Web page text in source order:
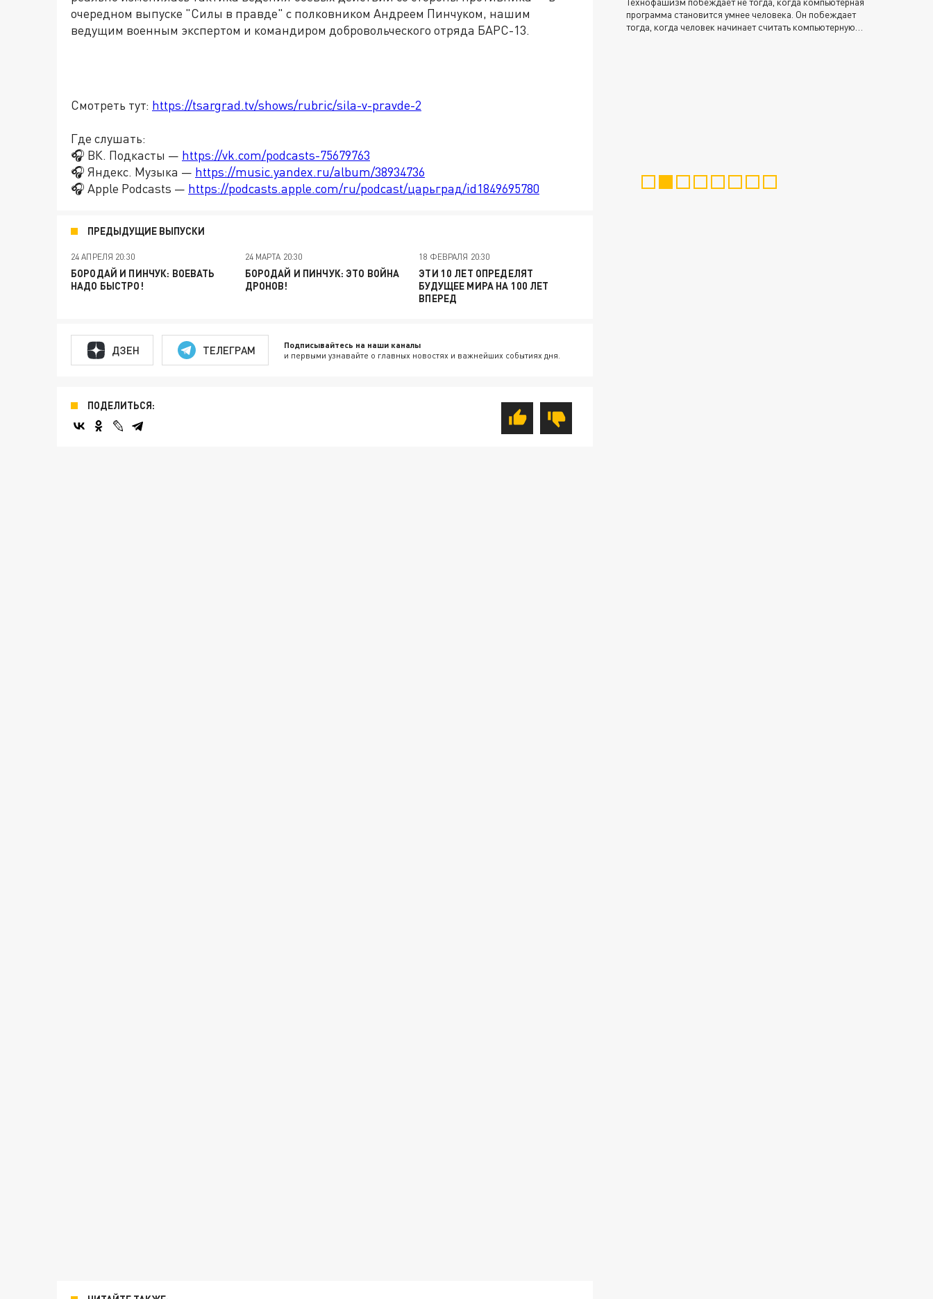
очередном выпуске "Силы в правде" с полковником Андреем Пинчуком, нашим
ведущим военным экспертом и командиром добровольческого отряда БАРС-13.
Смотреть тут: https://tsargrad.tv/shows/rubric/sila-v-pravde-2
Где слушать:
🎧 ВК. Подкасты — https://vk.com/podcasts-75679763
🎧 Яндекс. Музыка — https://music.yandex.ru/album/38934736
🎧 Apple Podcasts — https://podcasts.apple.com/ru/podcast/царьград/id1849695780
ПРЕДЫДУЩИЕ ВЫПУСКИ
24 АПРЕЛЯ 20:30
БОРОДАЙ И ПИНЧУК: ВОЕВАТЬ
НАДО БЫСТРО!
24 МАРТА 20:30
БОРОДАЙ И ПИНЧУК: ЭТО ВОЙНА
ДРОНОВ!
18 ФЕВРАЛЯ 20:30
ЭТИ 10 ЛЕТ ОПРЕДЕЛЯТ
БУДУЩЕЕ МИРА НА 100 ЛЕТ
ВПЕРЕД
ДЗЕН ТЕЛЕГРАМ Подписывайтесь на наши каналы
и первыми узнавайте о главных новостях и важнейших событиях дня.
ПОДЕЛИТЬСЯ:
программа становится умнее человека. Он побеждает
тогда, когда человек начинает считать компьютерную